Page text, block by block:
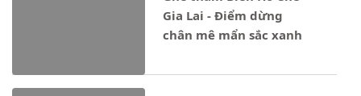
Gia Lai - Điểm dừng
chân mê mẩn sắc xanh